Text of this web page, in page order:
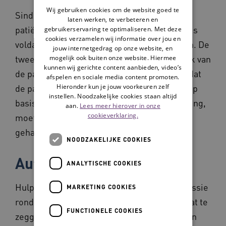
Sindsdien mag een arts het leven van een
patiënt op diens verzoek beëindigen, als er is
voldaan aan een aantal zorgvuldigheidseisen. De
twee belangrijkste eisen zijn dat het verzoek van
de patiënt vrijwillig en weloverwogen is én dat
de patiënt ondraaglijk en uitzichtloos lijdt. Op
basis van een verslag, na de hulp bij zelfdoding,
moet blijken of de arts zorgvuldig heeft
gehandeld.
Autonomie
Hulp bij zelfdoding appelleert aan een discussie
rondom autonomie. Wie heeft er over mij wat te
zeggen en wie heeft het recht om over mij en
Wij gebruiken cookies om de website goed te
laten werken, te verbeteren en
gebruikerservaring te optimaliseren. Met deze
cookies verzamelen wij informatie over jou en
jouw internetgedrag op onze website, en
mogelijk ook buiten onze website. Hiermee
kunnen wij gerichte content aanbieden, video’s
afspelen en sociale media content promoten.
Hieronder kun je jouw voorkeuren zelf
instellen. Noodzakelijke cookies staan altijd
aan. Lees meer hierover in onze
cookieverklaring.
NOODZAKELIJKE COOKIES
ANALYTISCHE COOKIES
MARKETING COOKIES
FUNCTIONELE COOKIES